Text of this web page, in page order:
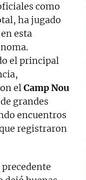
como
ha jugado
esta
el principal
elCamp Nou
grandes
encuentros
registraron